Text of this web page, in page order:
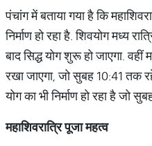
पंचांग में बताया गया है कि
निर्माण हो रहा है. शिवयोग मध्य
बाद सिद्ध योग शुरू हो जाएगा.
रखा जाएगा, जो सुबह 10:41 तक
योग का भी निर्माण हो रहा है
महाशिवरात्रि पूजा महत्व